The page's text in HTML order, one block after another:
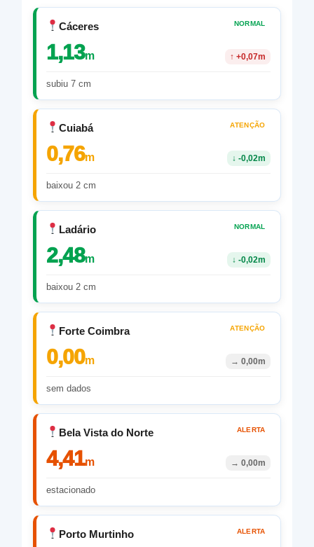
Cáceres NORMAL
1,13m ↑ +0,07m
subiu 7 cm
Cuiabá ATENÇÃO
0,76m ↓ -0,02m
baixou 2 cm
Ladário NORMAL
2,48m ↓ -0,02m
baixou 2 cm
Forte Coimbra ATENÇÃO
0,00m → 0,00m
sem dados
Bela Vista do Norte ALERTA
4,41m → 0,00m
estacionado
Porto Murtinho ALERTA